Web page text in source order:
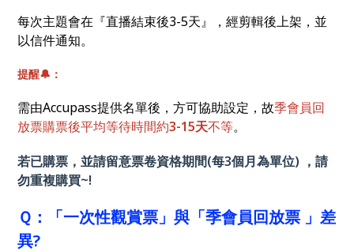
每次主題會在『直播結束後3-5天』，經剪輯後上架，並
以信件通知。
提醒🔔：
需由Accupass提供名單後，方可協助設定，故季會員回
放票購票後平均等待時間約3-15天不等。
若已購票，並請留意票卷資格期間(每3個月為單位) ，請
勿重複購買~!
Ｑ：「一次性觀賞票」與「季會員回放票 」差
異?